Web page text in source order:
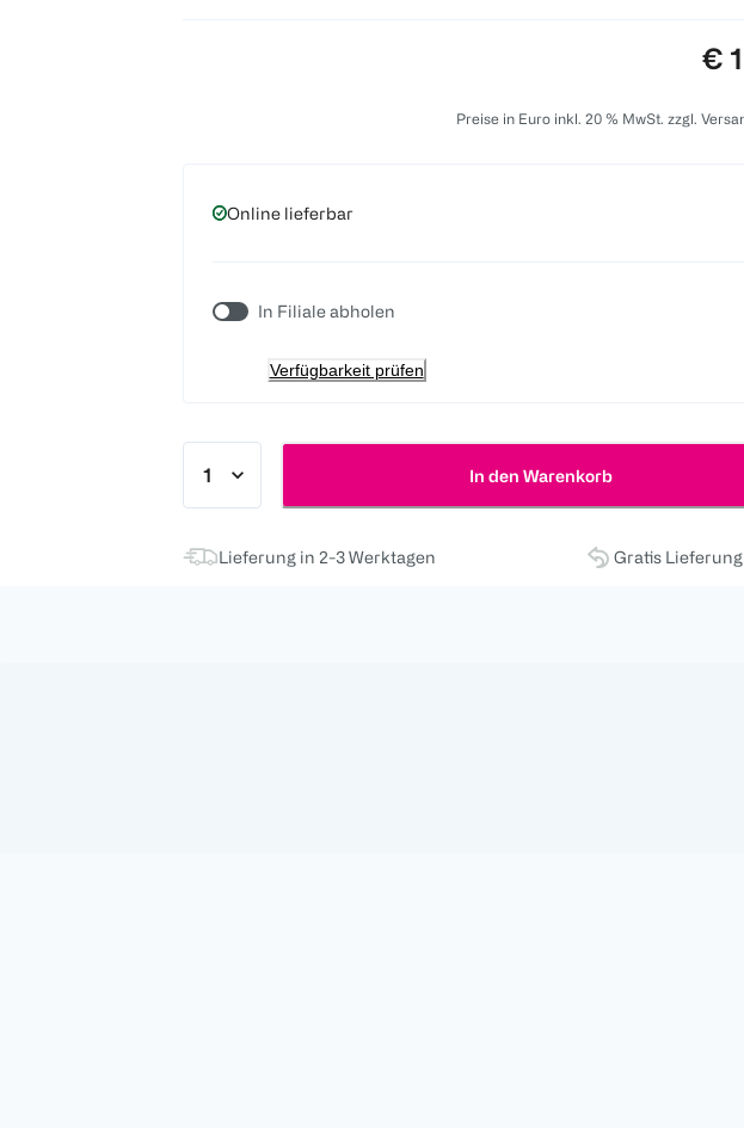
€
Preise in Euro inkl. 20 % MwSt. zzgl.
Online lieferbar
In Filiale abholen
Verfügbarkeit prüfen
In den Warenkorb
Lieferung in 2-3 Werktagen Gratis